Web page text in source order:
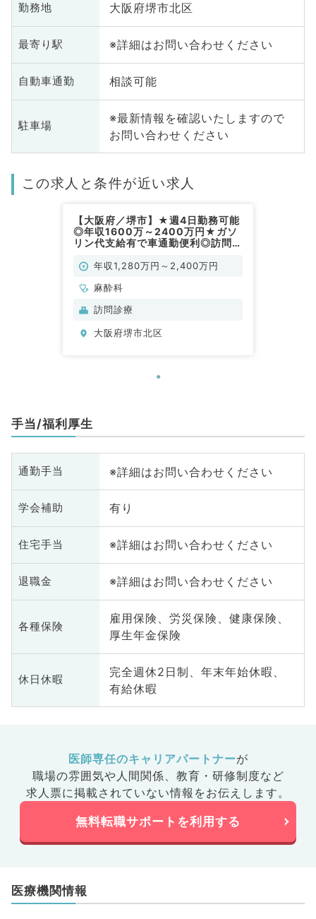
勤務地 大阪府堺市北区
最寄り駅 ※詳細はお問い合わせください
自動車通勤 相談可能
駐車場
※最新情報を確認いたしますので
お問い合わせください
この求人と条件が近い求人
【大阪府／堺市】★週4日勤務可能
◎年収1600万～2400万円★ガソ
リン代支給有で車通勤便利◎訪問診
年収1,280万円～2,400万円
麻酔科
訪問診療
大阪府堺市北区
手当/福利厚生
通勤手当 ※詳細はお問い合わせください
学会補助 有り
住宅手当 ※詳細はお問い合わせください
退職金 ※詳細はお問い合わせください
各種保険
雇用保険、労災保険、健康保険、
厚生年金保険
休日休暇
完全週休2日制、年末年始休暇、
有給休暇
医師専任のキャリアパートナーが
職場の雰囲気や人間関係、 教育・研修制度など
求人票に掲載されていない情報をお伝えします。
無料転職サポートを利用する
医療機関情報